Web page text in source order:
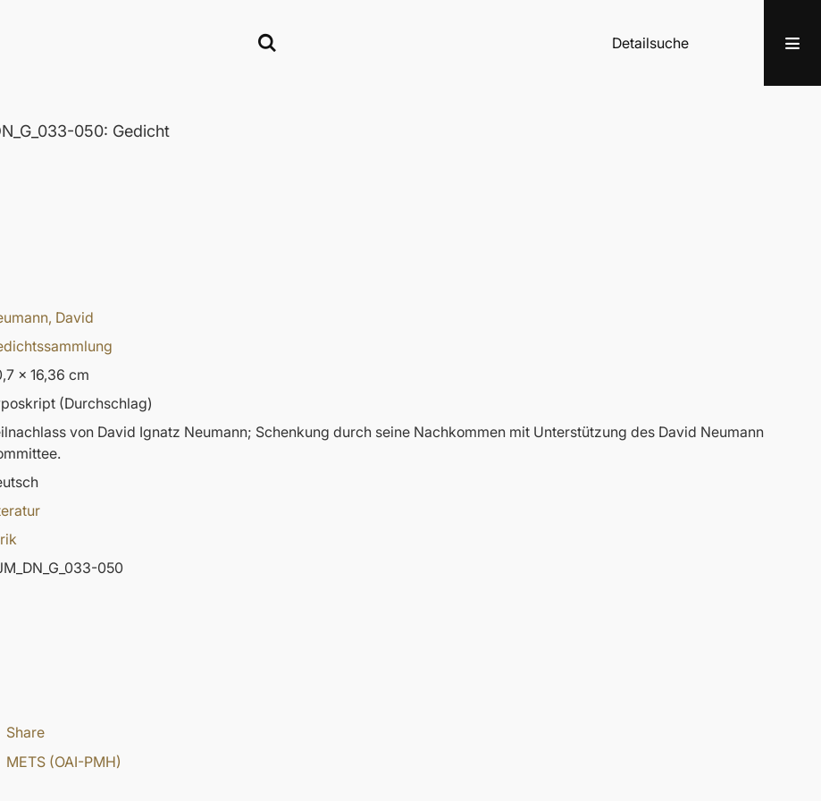
Detailsuche
050: Gedicht
David
x 16,36 cm
(Durchschlag)
von David Ignatz Neumann; Schenkung durch seine Nachkommen mit Unterstützung des David Neumann
050
Share
METS (OAI-PMH)